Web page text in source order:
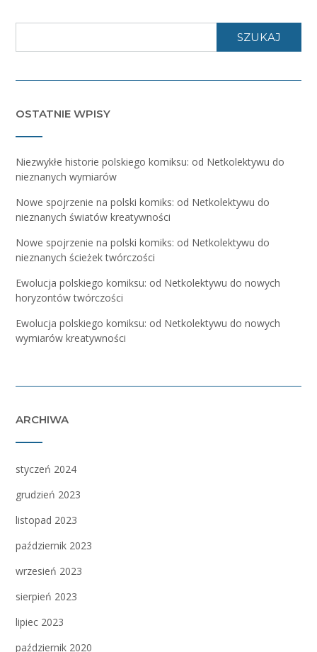
SZUKAJ
OSTATNIE WPISY
Niezwykłe historie polskiego komiksu: od Netkolektywu do
nieznanych wymiarów
Nowe spojrzenie na polski komiks: od Netkolektywu do
nieznanych światów kreatywności
Nowe spojrzenie na polski komiks: od Netkolektywu do
nieznanych ścieżek twórczości
Ewolucja polskiego komiksu: od Netkolektywu do nowych
horyzontów twórczości
Ewolucja polskiego komiksu: od Netkolektywu do nowych
wymiarów kreatywności
ARCHIWA
styczeń 2024
grudzień 2023
listopad 2023
październik 2023
wrzesień 2023
sierpień 2023
lipiec 2023
październik 2020